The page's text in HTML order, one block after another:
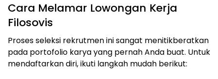
Cara Melamar Lowongan Kerja
Filosovis
Proses seleksi rekrutmen ini sangat menitikberatkan
pada portofolio karya yang pernah Anda buat. Untuk
mendaftarkan diri, ikuti langkah mudah berikut: